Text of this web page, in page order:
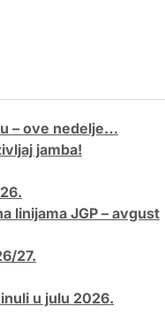
– ove nedelje…
jamba!
linijama JGP – avgust
27.
u julu 2026.